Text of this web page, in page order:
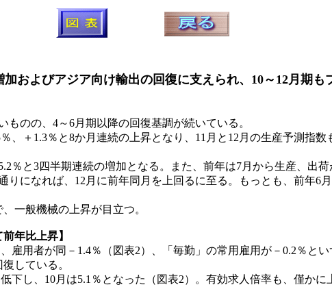
およびアジア向け輸出の回復に支えられ、10～12月期も
のの、4～6月期以降の回復基調が続いている。
＋1.3％と8か月連続の上昇となり、11月と12月の生産予測指
％と3四半期連続の増加となる。また、前年は7月から生産、出
になれば、12月に前年同月を上回るに至る。もっとも、前年6
一般機械の上昇が目立つ。
年比上昇】
雇用者が同－1.4％（図表2）、「毎勤」の常用雇用が－0.2％と
している。
し、10月は5.1％となった（図表2）。有効求人倍率も、僅かに